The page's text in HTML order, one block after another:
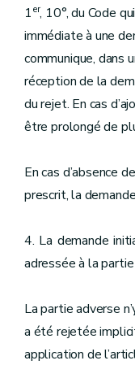
1er, 10°, du Code
immédiate à une
communique, dans
réception de la
du rejet. En cas
être prolongé de
En cas d’absence
prescrit, la
4. La demande
adressée à la
La partie adverse
a été rejetée
application de